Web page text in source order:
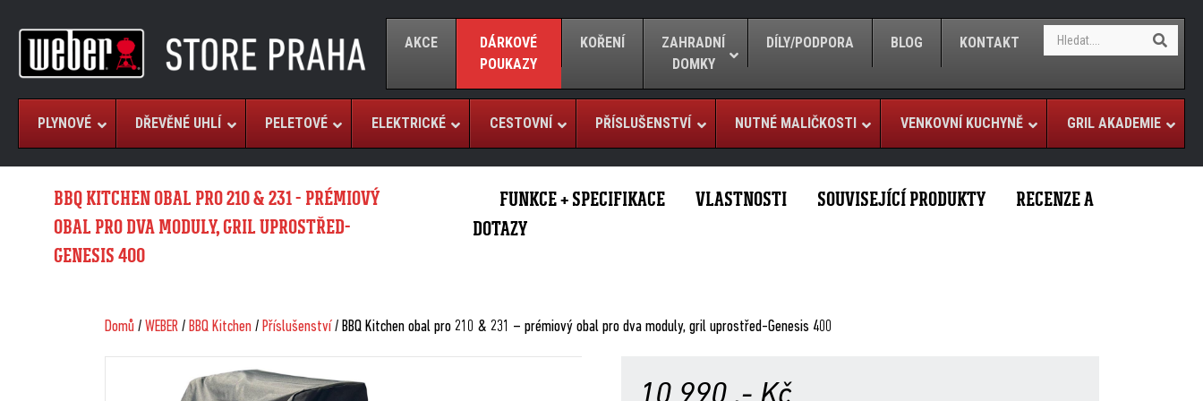
AKCE
DÁRKOVÉ
POUKAZY
KOŘENÍ
ZAHRADNÍ
DOMKY
DÍLY/PODPORA BLOG KONTAKT
r
c
h
e
c
PLYNOVÉ DŘEVĚNÉ UHLÍ PELETOVÉ ELEKTRICKÉ CESTOVNÍ PŘÍSLUŠENSTVÍ NUTNÉ MALIČKOSTI VENKOVNÍ KUCHYNĚ GRIL AKADEMIE
BBQ KITCHEN OBAL PRO 210 & 231 - PRÉMIOVÝ
OBAL PRO DVA MODULY, GRIL UPROSTŘED-
GENESIS 400
FUNKCE + SPECIFIKACE VLASTNOSTI SOUVISEJÍCÍ PRODUKTY
RECENZE A
DOTAZY
Domů/ WEBER/ BBQ Kitchen/ Příslušenství/ BBQ Kitchen obal pro 210 & 231 – prémiový obal pro dva moduly, gril uprostřed-Genesis 400